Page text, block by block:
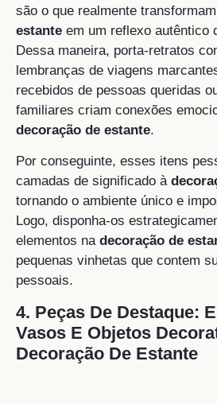
são o que realmente
estante em um reflexo autêntico
Dessa maneira, porta-retratos
lembranças de viagens
recebidos de pessoas queridas
familiares criam conexões
decoração de estante.
Por conseguinte, esses itens
camadas de significado à
tornando o ambiente único e
Logo, disponha-os
elementos na decoração de
pequenas vinhetas que contem
pessoais.
4. Peças De Destaque:
Vasos E Objetos
Decoração De Estante